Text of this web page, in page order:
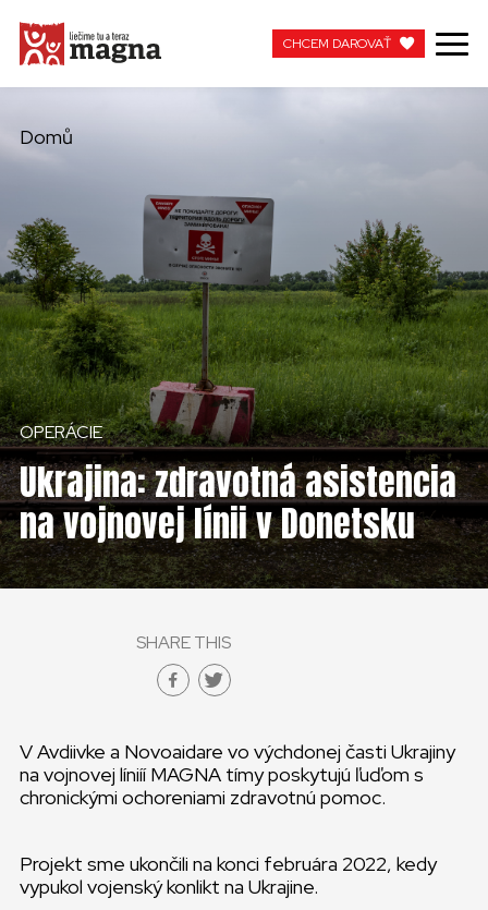
MOJA MAGNA
PRACUJTE S NAMI
CHCEM DAROVAŤ
Domů
OPERÁCIE
Ukrajina: zdravotná asistencia
na vojnovej línii v Donetsku
SHARE THIS
V Avdiivke a Novoaidare vo výchdonej časti Ukrajiny
na vojnovej líniíí MAGNA tímy poskytujú ľuďom s
chronickými ochoreniami zdravotnú pomoc.
Projekt sme ukončili na konci februára 2022, kedy
vypukol vojenský konlikt na Ukrajine.